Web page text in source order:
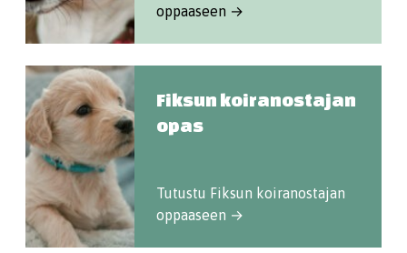
oppaaseen →
Fiksun koiranostajan
opas
Tutustu Fiksun koiranostajan
oppaaseen →